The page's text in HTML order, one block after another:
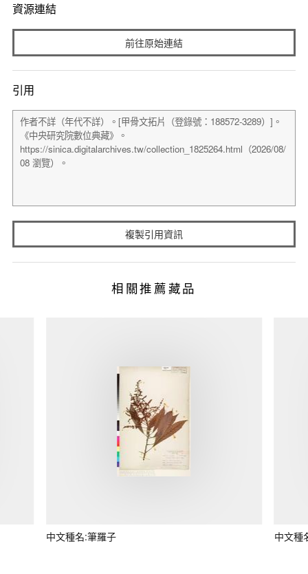
資源連結
前往原始連結
引用
複製引用資訊
相關推薦藏品
中文種名:筆羅子 中文種